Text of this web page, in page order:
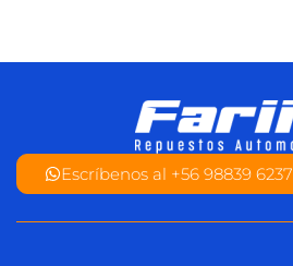
Escríbenos al +56 98839 6237